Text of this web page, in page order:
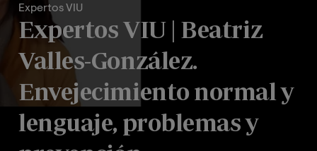
Expertos VIU
Expertos VIU | Beatriz
Valles-González.
Envejecimiento normal y
lenguaje, problemas y